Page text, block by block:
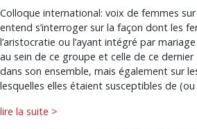
Colloque international: voix de femmes
entend s’interroger sur la façon dont les
l’aristocratie ou l’ayant intégré par
au sein de ce groupe et celle de ce
dans son ensemble, mais également sur
lesquelles elles étaient susceptibles de (ou
lire la suite >